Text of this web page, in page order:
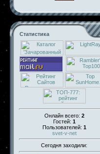
Статистика
Онлайн всего: 2
Гостей: 1
Пользователей: 1
svet-v-net
Сегодня заходили: